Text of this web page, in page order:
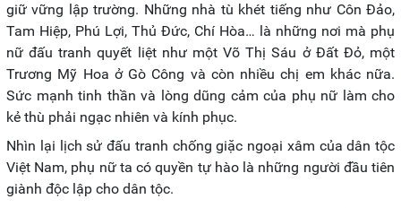
giữ vững lập trường. Những nhà tù khét tiếng như Côn Đảo,
Tam Hiệp, Phú Lợi, Thủ Đức, Chí Hòa… là những nơi mà phụ
nữ đấu tranh quyết liệt như một Võ Thị Sáu ở Đất Đỏ, một
Trương Mỹ Hoa ở Gò Công và còn nhiều chị em khác nữa.
Sức mạnh tinh thần và lòng dũng cảm của phụ nữ làm cho
kẻ thù phải ngạc nhiên và kính phục.
Nhìn lại lịch sử đấu tranh chống giặc ngoại xâm của dân tộc
Việt Nam, phụ nữ ta có quyền tự hào là những người đầu tiên
giành độc lập cho dân tộc.